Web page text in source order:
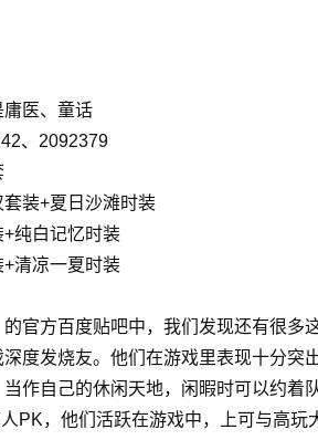
医、童话
、2092379
装+夏日沙滩时装
纯白记忆时装
清凉一夏时装
官方百度贴吧中，我们发现还有很多
度发烧友。他们在游戏里表现十分突
作自己的休闲天地，闲暇时可以约着
PK，他们活跃在游戏中，上可与高